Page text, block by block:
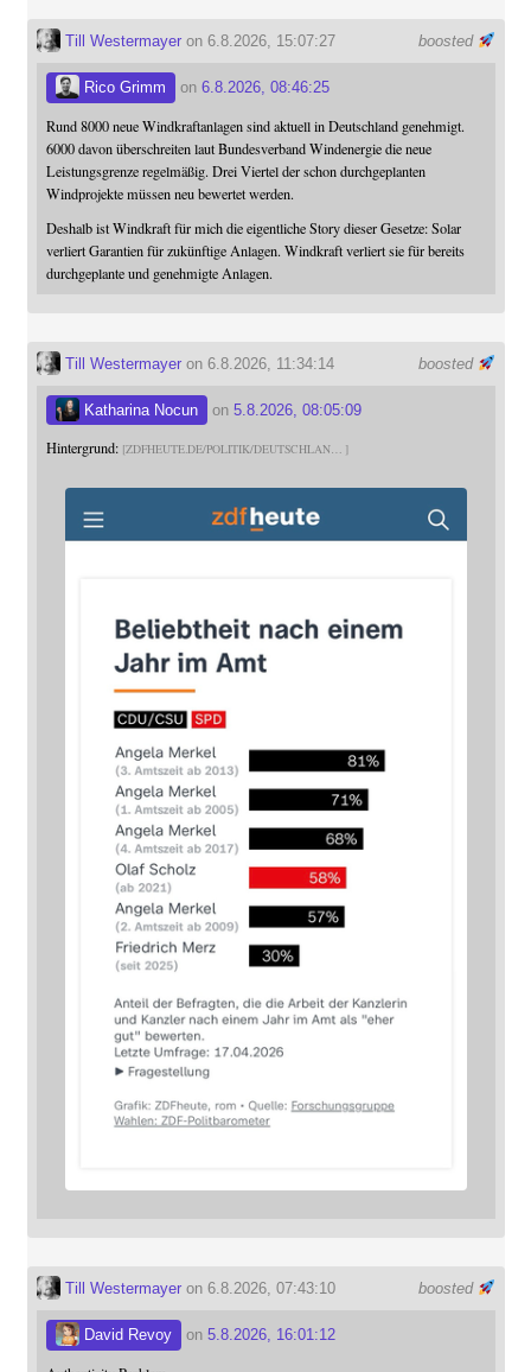
boosted
Till Westermayeron 6.8.2026, 15:07:27
Rico Grimm on 6.8.2026, 08:46:25
Rund 8000 neue Windkraftanlagen sind aktuell in Deutschland genehmigt.
6000 davon überschreiten laut Bundesverband Windenergie die neue
Leistungsgrenze regelmäßig. Drei Viertel der schon durchgeplanten
Windprojekte müssen neu bewertet werden.
Deshalb ist Windkraft für mich die eigentliche Story dieser Gesetze: Solar
verliert Garantien für zukünftige Anlagen. Windkraft verliert sie für bereits
durchgeplante und genehmigte Anlagen.
boosted
Till Westermayeron 6.8.2026, 11:34:14
Katharina Nocun on 5.8.2026, 08:05:09
Hintergrund: ZDFHEUTE.DE/POLITIK/DEUTSCHLAN
boosted
Till Westermayeron 6.8.2026, 07:43:10
David Revoy on 5.8.2026, 16:01:12